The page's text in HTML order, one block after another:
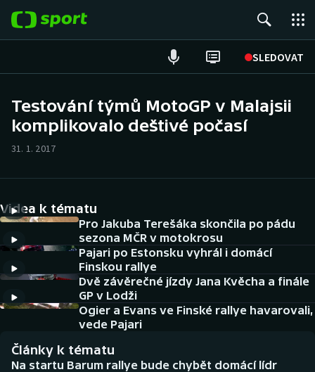
SLEDOVAT
Hokej
Cyklistika
DALŠÍ SPORTY
Americký fotbal
Baseball a softbal
Basketbal
NEPŘEHLÉDNĚTE
Historické návraty
Testování týmů MotoGP v Malajsii
komplikovalo deštivé počasí
31. 1. 2017
Videa k tématu
Pro Jakuba Terešáka skončila po pádu
sezona MČR v motokrosu
Pajari po Estonsku vyhrál i domácí
Finskou rallye
Dvě závěrečné jízdy Jana Kvěcha a finále
GP v Lodži
Ogier a Evans ve Finské rallye havarovali,
vede Pajari
Články k tématu
Na startu Barum rallye bude chybět domácí lídr